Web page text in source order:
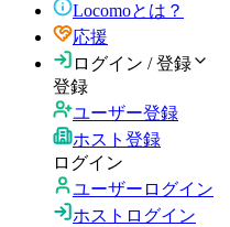
Locomoとは？
応援
ログイン / 登録
登録
ユーザー登録
ホスト登録
ログイン
ユーザーログイン
ホストログイン